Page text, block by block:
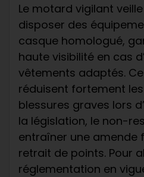
Le motard vigilant
disposer des
casque homologué,
haute visibilité en cas
vêtements adaptés.
réduisent fortement
blessures graves lors
la législation, le non-
entraîner une amende
retrait de points. Pour
réglementation en